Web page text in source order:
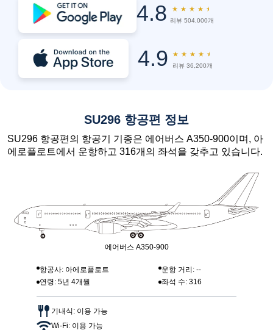
4.8 ★ ★ ★ ★ ★
리뷰 504,000개
4.9 ★ ★ ★ ★ ★
리뷰 36,200개
SU296 항공편 정보
SU296 항공편의 항공기 기종은 에어버스 A350-900이며, 아
에로플로트에서 운항하고 316개의 좌석을 갖추고 있습니다.
에어버스 A350-900
항공사: 아에로플로트
운항 거리: --
연령: 5년 4개월
좌석 수: 316
기내식: 이용 가능
Wi-Fi: 이용 가능